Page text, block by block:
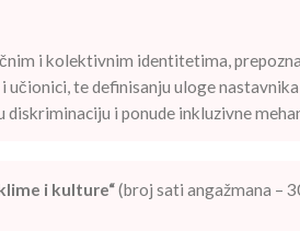
i kolektivnim identitetima,
učionici, te definisanju uloge
i ponude inkluzivne
i kulture“(broj sati angažmana –